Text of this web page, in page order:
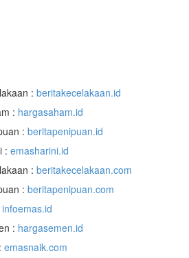
: beritakecelakaan.id
: hargasaham.id
: beritapenipuan.id
: emasharini.id
: beritakecelakaan.com
: beritapenipuan.com
infoemas.id
: hargasemen.id
emasnaik.com